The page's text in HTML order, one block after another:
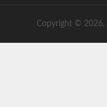
Copyright © 2026,